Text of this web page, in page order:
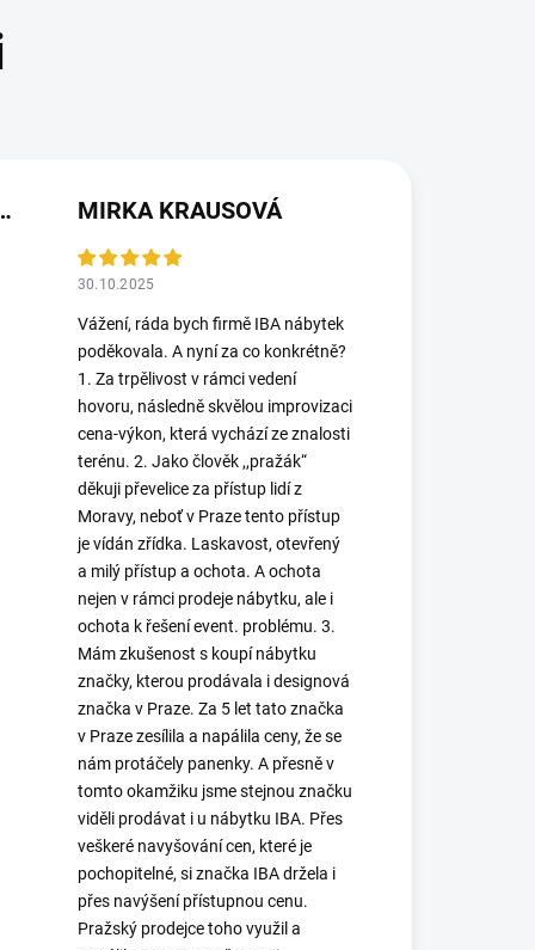
RECENZE) MIRKA KRAUSOVÁ
30.10.2025
Vážení, ráda bych firmě IBA nábytek
poděkovala. A nyní za co konkrétně?
1. Za trpělivost v rámci vedení
hovoru, následně skvělou improvizaci
cena-výkon, která vychází ze znalosti
terénu. 2. Jako člověk ,,pražák“
děkuji převelice za přístup lidí z
Moravy, neboť v Praze tento přístup
je vídán zřídka. Laskavost, otevřený
a milý přístup a ochota. A ochota
nejen v rámci prodeje nábytku, ale i
ochota k řešení event. problému. 3.
Mám zkušenost s koupí nábytku
značky, kterou prodávala i designová
značka v Praze. Za 5 let tato značka
v Praze zesílila a napálila ceny, že se
nám protáčely panenky. A přesně v
tomto okamžiku jsme stejnou značku
viděli prodávat i u nábytku IBA. Přes
veškeré navyšování cen, které je
pochopitelné, si značka IBA držela i
přes navýšení přístupnou cenu.
Pražský prodejce toho využil a